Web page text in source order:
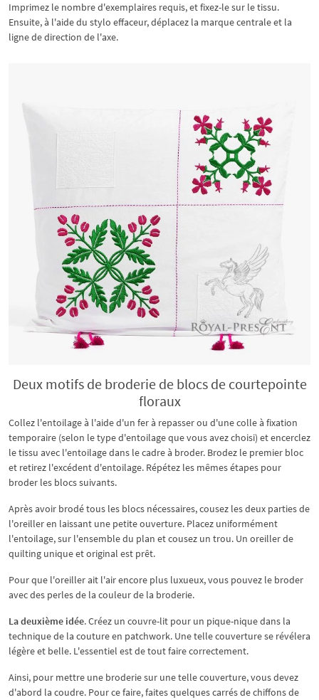
Imprimez le nombre d'exemplaires requis, et fixez-le sur le tissu.
Ensuite, à l'aide du stylo effaceur, déplacez la marque centrale et la
ligne de direction de l'axe.
Deux motifs de broderie de blocs de courtepointe
floraux
Collez l'entoilage à l'aide d'un fer à repasser ou d'une colle à fixation
temporaire (selon le type d'entoilage que vous avez choisi) et encerclez
le tissu avec l'entoilage dans le cadre à broder. Brodez le premier bloc
et retirez l'excédent d'entoilage. Répétez les mêmes étapes pour
broder les blocs suivants.
Après avoir brodé tous les blocs nécessaires, cousez les deux parties de
l'oreiller en laissant une petite ouverture. Placez uniformément
l'entoilage, sur l'ensemble du plan et cousez un trou. Un oreiller de
quilting unique et original est prêt.
Pour que l'oreiller ait l'air encore plus luxueux, vous pouvez le broder
avec des perles de la couleur de la broderie.
La deuxième idée. Créez un couvre-lit pour un pique-nique dans la
technique de la couture en patchwork. Une telle couverture se révélera
légère et belle. L'essentiel est de tout faire correctement.
Ainsi, pour mettre une broderie sur une telle couverture, vous devez
d'abord la coudre. Pour ce faire, faites quelques carrés de chiffons de